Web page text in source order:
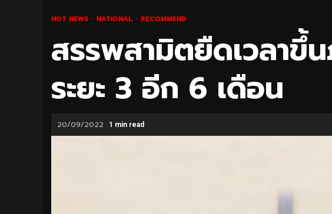
HOT NEWS NATIONAL RECOMMEND
สรรพสามิตยืดเวลาขึ้
ระยะ 3 อีก 6 เดือน
20/09/2022 1 min read